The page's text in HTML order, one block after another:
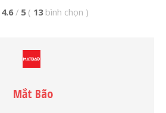
4.6 / 5 ( 13 bình chọn )
Mắt Bão